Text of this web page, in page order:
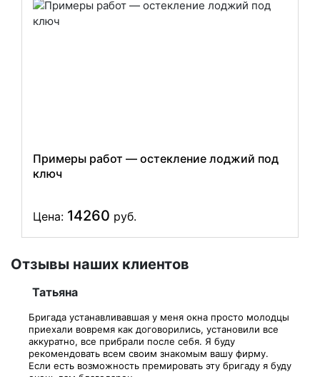
Примеры работ — остекление лоджий под
ключ
Цена: 14260 руб.
Отзывы наших клиентов
Татьяна
Бригада устанавливавшая у меня окна просто молодцы
приехали вовремя как договорились, установили все
аккуратно, все прибрали после себя. Я буду
рекомендовать всем своим знакомым вашу фирму.
Если есть возможность премировать эту бригаду я буду